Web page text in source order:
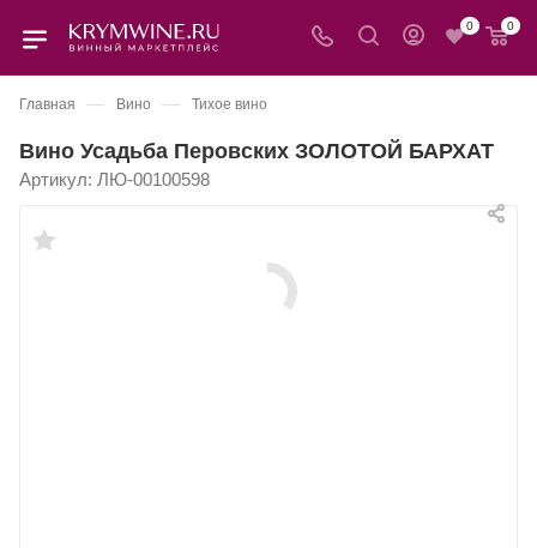
0 0
Главная — Вино — Тихое вино
Вино Усадьба Перовских ЗОЛОТОЙ БАРХАТ
Артикул: ЛЮ-00100598